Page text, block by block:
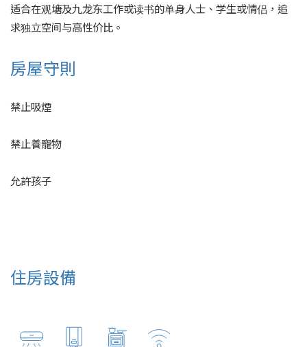
适合在观塘及九龙东工作或读书的单身人士、学生或情侣，追
房屋守則
禁止吸煙
禁止養寵物
允許孩子
住房設備